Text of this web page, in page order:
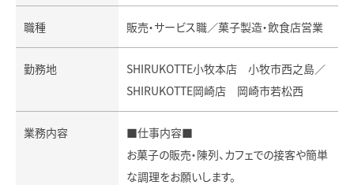
職種 販売・サービス職／菓子製造・飲食店営業
勤務地
SHIRUKOTTE小牧本店 小牧市西之島／
SHIRUKOTTE岡崎店 岡崎市若松西
業務内容
■仕事内容■
お菓子の販売・陳列、カフェでの接客や簡単
な調理をお願いします。